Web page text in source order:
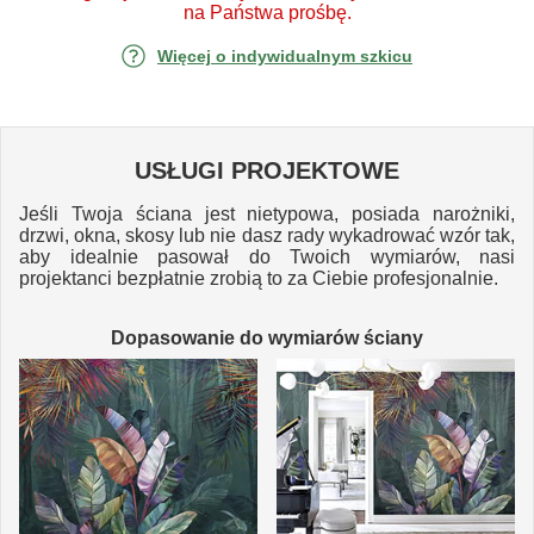
na Państwa prośbę.
Więcej o indywidualnym szkicu
USŁUGI PROJEKTOWE
Jeśli Twoja ściana jest nietypowa, posiada narożniki,
drzwi, okna, skosy lub nie dasz rady wykadrować wzór tak,
aby idealnie pasował do Twoich wymiarów, nasi
projektanci bezpłatnie zrobią to za Ciebie profesjonalnie.
Dopasowanie do wymiarów ściany